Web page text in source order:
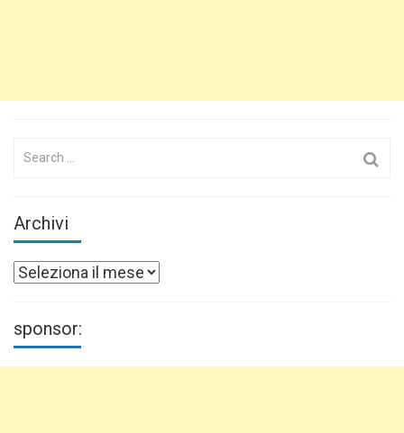
Search
Archivi
Archivi
sponsor: